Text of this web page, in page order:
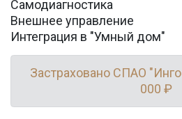
Самодиагностика
Внешнее управление
Интеграция в "Умный дом"
Застраховано СПАО
000 ₽